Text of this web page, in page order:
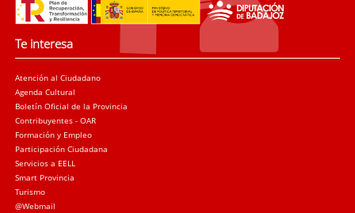
Te interesa
Atención al Ciudadano
Agenda Cultural
Boletín Oficial de la Provincia
Contribuyentes - OAR
Formación y Empleo
Participación Ciudadana
Servicios a EELL
Smart Provincia
Turismo
@Webmail